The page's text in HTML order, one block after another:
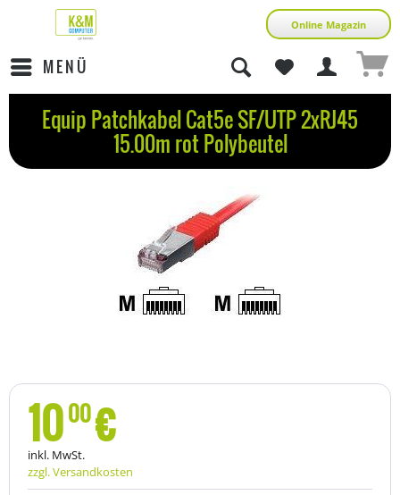
Online Magazin
MENÜ
Equip Patchkabel Cat5e SF/UTP 2xRJ45
15.00m rot Polybeutel
1000€
inkl. MwSt.
zzgl. Versandkosten